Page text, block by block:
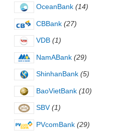
OceanBank (14)
CBBank (27)
VDB (1)
NamABank (29)
ShinhanBank (5)
BaoVietBank (10)
SBV (1)
PVcomBank (29)